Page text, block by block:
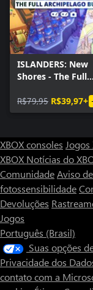
ISLANDERS: New
Shores - The Full
R$79,95 R$39,97+
XBOX consoles Jogos
XBOX Notícias do
ComunidadeAviso
fotossensibilidade
Devoluções
Jogos
Português (Brasil)
Suas opções
Privacidade dos
contato com a